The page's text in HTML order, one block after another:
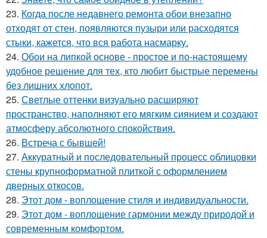
23. Когда после недавнего ремонта обои внезапно
отходят от стен, появляются пузыри или расходятся
стыки, кажется, что вся работа насмарку.
24. Обои на липкой основе - простое и по-настоящему
удобное решение для тех, кто любит быстрые перемены
без лишних хлопот.
25. Светлые оттенки визуально расширяют
пространство, наполняют его мягким сиянием и создают
атмосферу абсолютного спокойствия.
26. Встреча с бывшей!
27. Аккуратный и последовательный процесс облицовки
стены крупноформатной плиткой с оформлением
дверных откосов.
28. Этот дом - воплощение стиля и индивидуальности.
29. Этот дом - воплощение гармонии между природой и
современным комфортом.